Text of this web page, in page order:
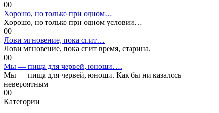
00
Хорошо, но только при одном…
Хорошо, но только при одном условии…
00
Лови мгновение, пока спит…
Лови мгновение, пока спит время, старина.
00
Мы — пища для червей, юноши….
Мы — пища для червей, юноши. Как бы ни казалось
невероятным
00
Категории